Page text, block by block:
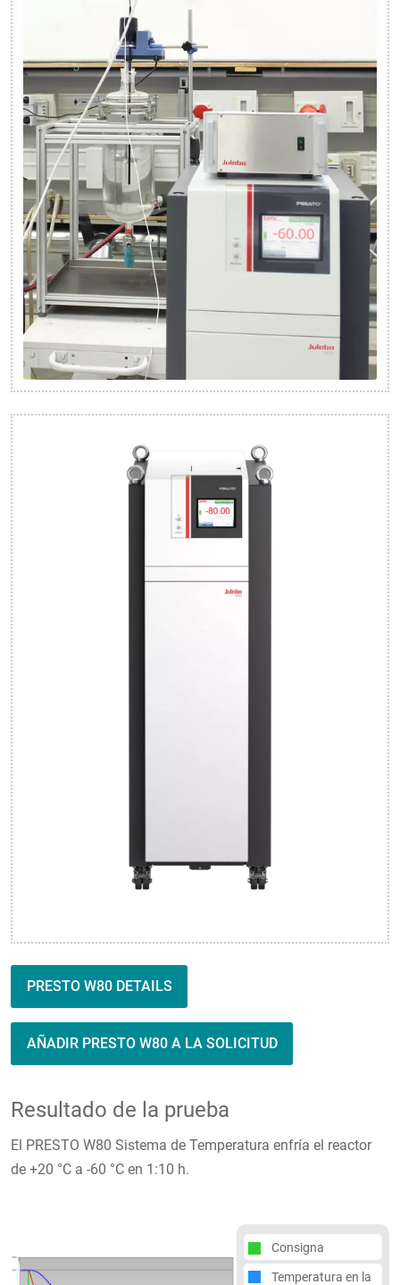
PRESTO W80 DETAILS
AÑADIR PRESTO W80 A LA SOLICITUD
Resultado de la prueba
El PRESTO W80 Sistema de Temperatura enfría el reactor
de +20 °C a -60 °C en 1:10 h.
Consigna
Temperatura en la